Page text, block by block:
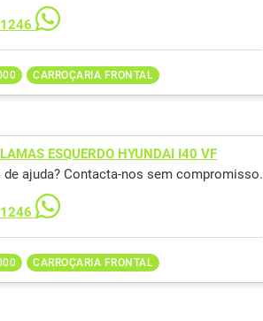
CARROÇARIA FRONTAL
ESQUERDO HYUNDAI I40 VF
de ajuda? Contacta-nos sem compromisso.
CARROÇARIA FRONTAL